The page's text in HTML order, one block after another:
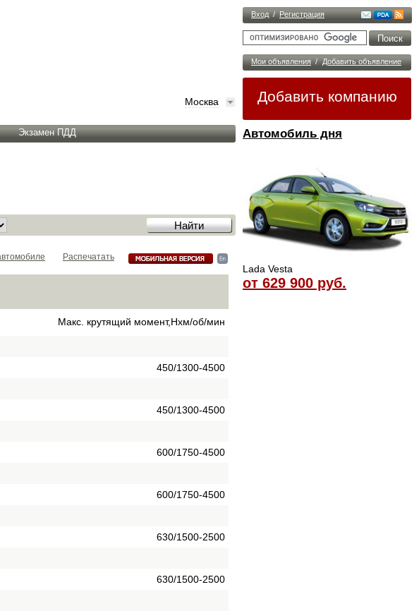
Вход / Регистрация
Мои объявления / Добавить объявление
Добавить компанию
Автомобиль дня
Lada Vesta
от 629 900 руб.
Москва
Экзамен ПДД
Распечатать
Макс. крутящий момент,Нхм/об/мин
450/1300-4500
450/1300-4500
600/1750-4500
600/1750-4500
630/1500-2500
630/1500-2500